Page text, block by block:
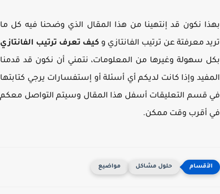
نكون قد إنتهينا من هذا المقال الذي وضحنا فيه كل ما
معرفتة عن ترتيب الفانتازي و كيف تعرف ترتيب الفانتازي
سهولة وغيرها من المعلومات، نتمني أن نكون قد قدمنا
وإذا كانت لديكم أي أسئلة أو إستفسارات يرجي كتابتها
قسم التعليقات أسفل هذا المقال وسيتم التواصل معكم
أقرب وقت ممكن.
حلول مشاكل مواضيع